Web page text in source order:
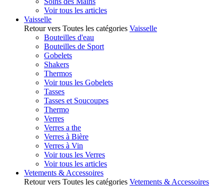
Voir tous les articles
Vaisselle
Retour vers Toutes les catégories Vaisselle
Bouteilles d'eau
Bouteilles de Sport
Gobelets
Shakers
Thermos
Voir tous les Gobelets
Tasses
Tasses et Soucoupes
Thermo
Verres
Verres a the
Verres à Bière
Verres à Vin
Voir tous les Verres
Voir tous les articles
Vetements & Accessoires
Retour vers Toutes les catégories Vetements & Accessoires